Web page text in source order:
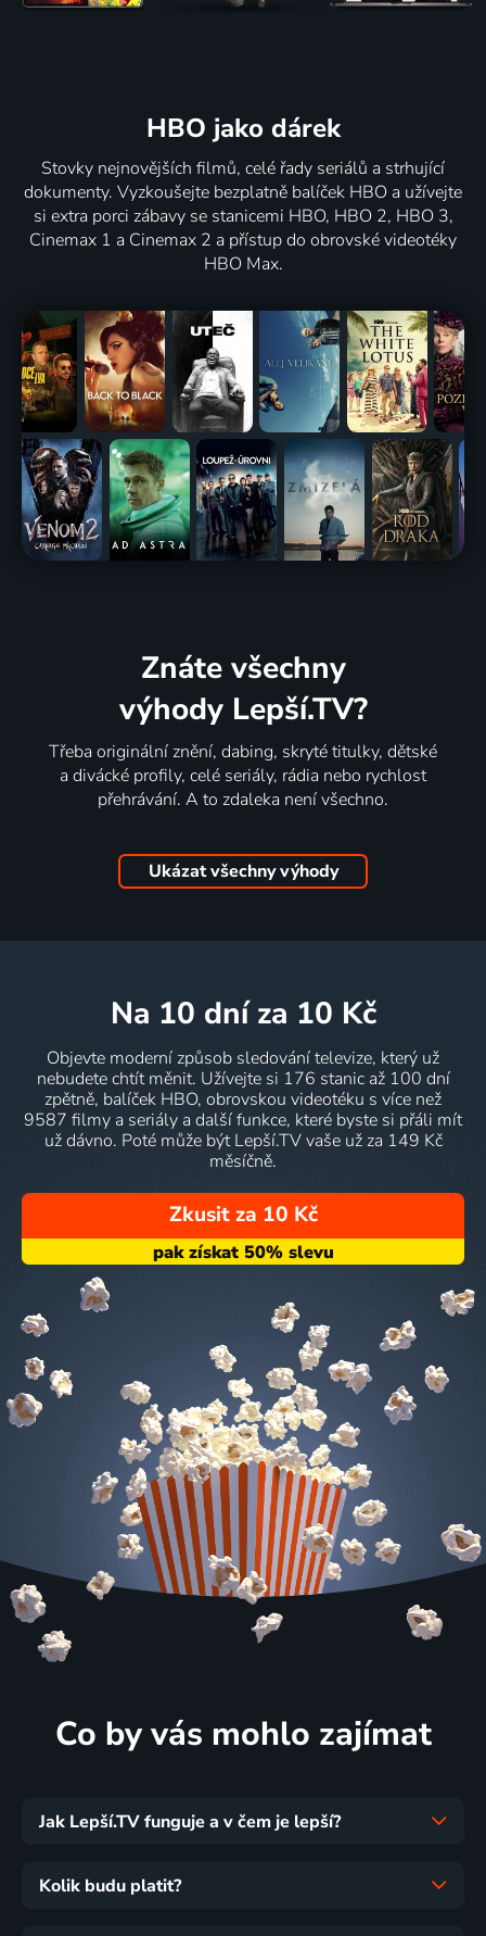
HBO jako dárek
Stovky nejnovějších filmů, celé řady seriálů a strhující
dokumenty. Vyzkoušejte bezplatně balíček HBO a užívejte
si extra porci zábavy se stanicemi HBO, HBO 2, HBO 3,
Cinemax 1 a Cinemax 2 a přístup do obrovské videotéky
HBO Max.
Znáte všechny
výhody Lepší.TV?
Třeba originální znění, dabing, skryté titulky, dětské
a divácké profily, celé seriály, rádia nebo rychlost
přehrávání. A to zdaleka není všechno.
Ukázat všechny výhody
na 10 dní za 10 Kč
Objevte moderní způsob sledování televize, který už
nebudete chtít měnit. Užívejte si 176 stanic až 100 dní
zpětně, balíček HBO, obrovskou videotéku s více než
9587 filmy a seriály a další funkce, které byste si přáli mít
už dávno. Poté může být Lepší.TV vaše už za 149 Kč
měsíčně.
Zkusit za 10 Kč
Co by vás mohlo zajímat
Jak Lepší.TV funguje a v čem je lepší?
Kolik budu platit?